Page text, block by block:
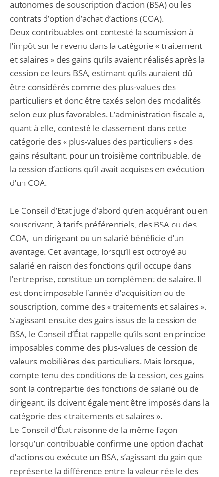
autonomes de souscription d’action (BSA) ou les
contrats d’option d’achat d’actions (COA).
Deux contribuables ont contesté la soumission à
l’impôt sur le revenu dans la catégorie « traitement
et salaires » des gains qu’ils avaient réalisés après la
cession de leurs BSA, estimant qu’ils auraient dû
être considérés comme des plus-values des
particuliers et donc être taxés selon des modalités
selon eux plus favorables. L’administration fiscale a,
quant à elle, contesté le classement dans cette
catégorie des « plus-values des particuliers » des
gains résultant, pour un troisième contribuable, de
la cession d’actions qu’il avait acquises en exécution
d’un COA.
Le Conseil d’Etat juge d’abord qu’en acquérant ou en
souscrivant, à tarifs préférentiels, des BSA ou des
COA, un dirigeant ou un salarié bénéficie d’un
avantage. Cet avantage, lorsqu’il est octroyé au
salarié en raison des fonctions qu’il occupe dans
l’entreprise, constitue un complément de salaire. Il
est donc imposable l’année d’acquisition ou de
souscription, comme des « traitements et salaires ».
S’agissant ensuite des gains issus de la cession de
BSA, le Conseil d’État rappelle qu’ils sont en principe
imposables comme des plus-values de cession de
valeurs mobilières des particuliers. Mais lorsque,
compte tenu des conditions de la cession, ces gains
sont la contrepartie des fonctions de salarié ou de
dirigeant, ils doivent également être imposés dans la
catégorie des « traitements et salaires ».
Le Conseil d’État raisonne de la même façon
lorsqu’un contribuable confirme une option d’achat
d’actions ou exécute un BSA, s’agissant du gain que
représente la différence entre la valeur réelle des